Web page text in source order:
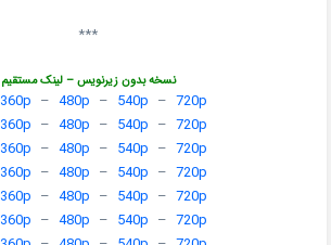
***
نسخه بدون زیرنویس – لینک مستقیم
360p – 480p – 540p – 720p
360p – 480p – 540p – 720p
360p – 480p – 540p – 720p
360p – 480p – 540p – 720p
360p – 480p – 540p – 720p
360p – 480p – 540p – 720p